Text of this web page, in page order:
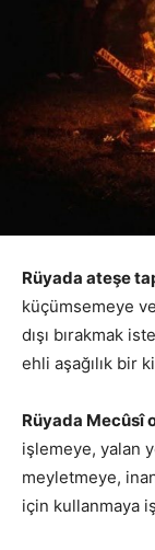
Rüyada ateşe
küçümsemeye
dışı bırakmak
ehli aşağılık bir
Rüyada Mecûsî
işlemeye, yalan
meyletmeye,
için kullanmaya